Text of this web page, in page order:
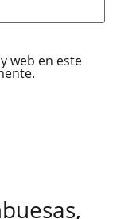
web en este